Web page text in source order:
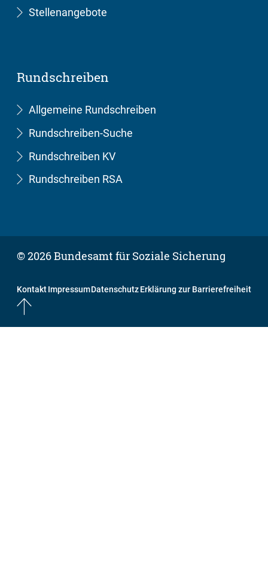
Stellenangebote
Rundschreiben
Allgemeine Rundschreiben
Rundschreiben-Suche
Rundschreiben KV
Rundschreiben RSA
© 2026 Bundesamt für Soziale Sicherung
KontaktImpressumDatenschutzErklärung zur Barrierefreiheit
Nach oben springen